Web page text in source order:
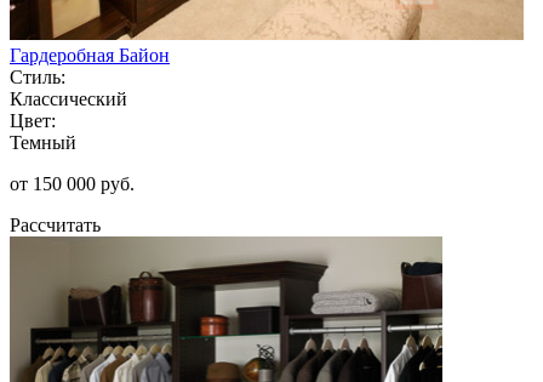
Гардеробная Байон
Стиль:
Классический
Цвет:
Темный
от 150 000 руб.
Рассчитать